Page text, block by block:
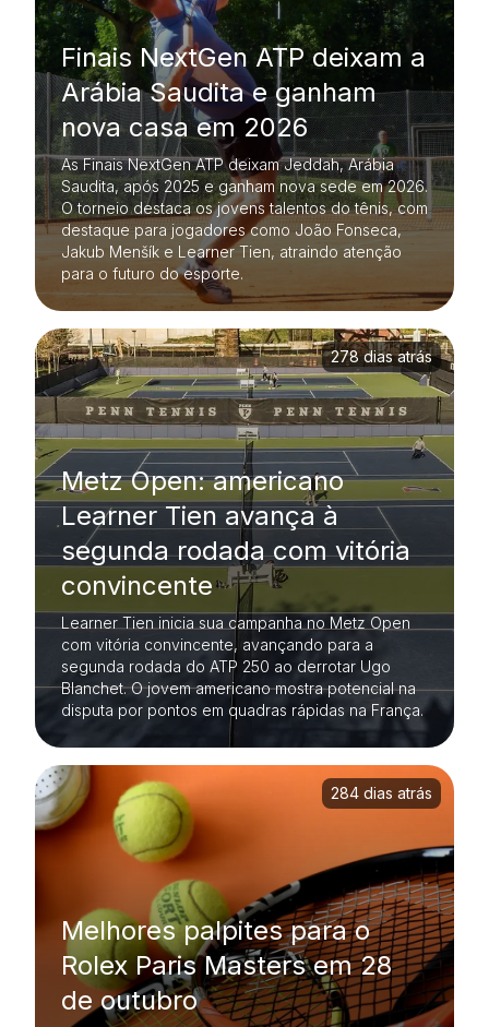
Finais NextGen ATP deixam a
Arábia Saudita e ganham
nova casa em 2026
As Finais NextGen ATP deixam Jeddah, Arábia
Saudita, após 2025 e ganham nova sede em 2026.
O torneio destaca os jovens talentos do tênis, com
destaque para jogadores como João Fonseca,
Jakub Menšík e Learner Tien, atraindo atenção
para o futuro do esporte.
Metz Open: americano
Learner Tien avança à
segunda rodada com vitória
convincente
Learner Tien inicia sua campanha no Metz Open
com vitória convincente, avançando para a
segunda rodada do ATP 250 ao derrotar Ugo
Blanchet. O jovem americano mostra potencial na
disputa por pontos em quadras rápidas na França.
278 dias atrás
Melhores palpites para o
Rolex Paris Masters em 28
de outubro
284 dias atrás